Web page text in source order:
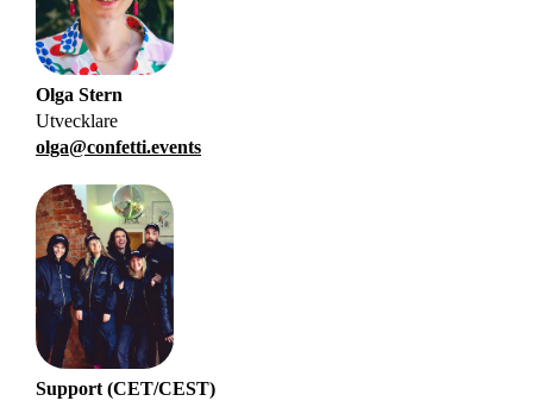
Olga Stern
Utvecklare
olga@confetti.events
Support (CET/CEST)